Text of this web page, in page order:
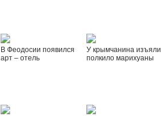
В Феодосии появился
арт – отель
У крымчанина изъяли
полкило марихуаны